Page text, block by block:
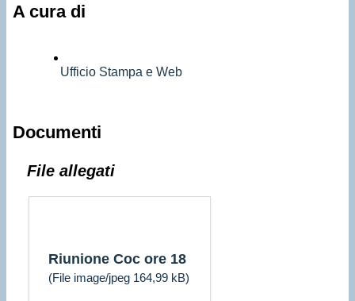
A cura di
Ufficio Stampa e Web
Documenti
File allegati
Riunione Coc ore 18
(File image/jpeg 164,99 kB)